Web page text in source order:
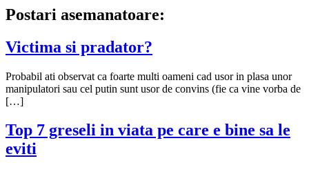
Postari asemanatoare:
Victima si pradator?
Probabil ati observat ca foarte multi oameni cad usor in plasa unor
manipulatori sau cel putin sunt usor de convins (fie ca vine vorba de
[…]
Top 7 greseli in viata pe care e bine sa le
eviti